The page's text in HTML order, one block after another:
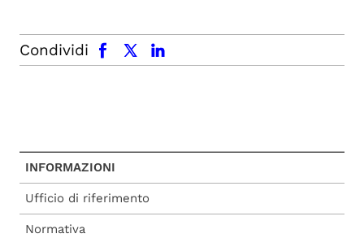
Condividi
facebook x.com linkedin
INFORMAZIONI
Ufficio di riferimento
Normativa